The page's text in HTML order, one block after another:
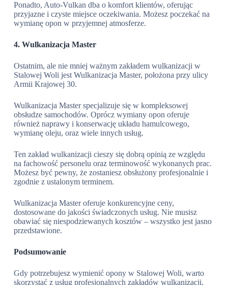
Ponadto, Auto-Vulkan dba o komfort klientów, oferując
przyjazne i czyste miejsce oczekiwania. Możesz poczekać na
wymianę opon w przyjemnej atmosferze.
4. Wulkanizacja Master
Ostatnim, ale nie mniej ważnym zakładem wulkanizacji w
Stalowej Woli jest Wulkanizacja Master, położona przy ulicy
Armii Krajowej 30.
Wulkanizacja Master specjalizuje się w kompleksowej
obsłudze samochodów. Oprócz wymiany opon oferuje
również naprawy i konserwację układu hamulcowego,
wymianę oleju, oraz wiele innych usług.
Ten zakład wulkanizacji cieszy się dobrą opinią ze względu
na fachowość personelu oraz terminowość wykonanych prac.
Możesz być pewny, że zostaniesz obsłużony profesjonalnie i
zgodnie z ustalonym terminem.
Wulkanizacja Master oferuje konkurencyjne ceny,
dostosowane do jakości świadczonych usług. Nie musisz
obawiać się niespodziewanych kosztów – wszystko jest jasno
przedstawione.
Podsumowanie
Gdy potrzebujesz wymienić opony w Stalowej Woli, warto
skorzystać z usług profesjonalnych zakładów wulkanizacji.